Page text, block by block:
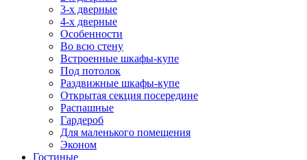
3-х дверные
4-х дверные
Особенности
Во всю стену
Встроенные шкафы-купе
Под потолок
Раздвижные шкафы-купе
Открытая секция посередине
Распашные
Гардероб
Для маленького помещения
Эконом
Гостиные